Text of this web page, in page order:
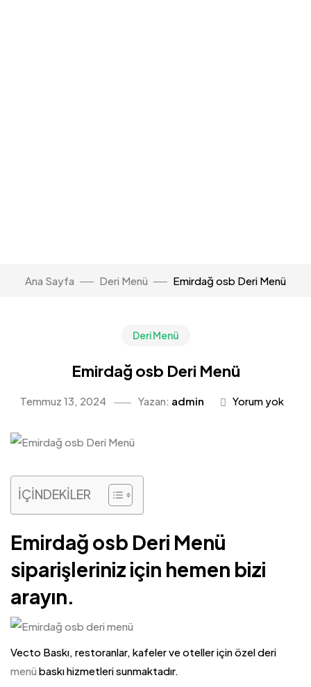
Ana Sayfa Deri Menü Emirdağ osb Deri Menü
Deri Menü
Emirdağ osb Deri Menü
Temmuz 13, 2024 Yazan: admin Yorum yok
İÇİNDEKİLER
Emirdağ osb Deri Menü
siparişleriniz için hemen bizi
arayın.
Vecto Baskı, restoranlar, kafeler ve oteller için özel deri
menü baskı hizmetleri sunmaktadır.